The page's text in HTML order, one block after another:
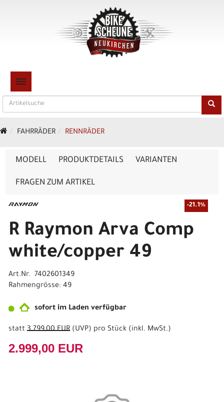
TOGGLE NAVIGATION
FAHRRÄDER RENNRÄDER
MODELL PRODUKTDETAILS VARIANTEN
FRAGEN ZUM ARTIKEL
-21.1%
R Raymon Arva Comp
white/copper 49
Art.Nr. 7402601349
Rahmengrösse: 49
sofort im Laden verfügbar
statt 3.799,00 EUR (UVP) pro Stück (inkl. MwSt.)
2.999,00 EUR